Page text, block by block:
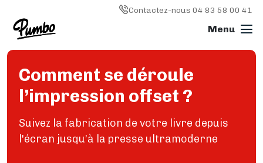
Contactez-nous 04 83 58 00 41
Image
Imprimer un livre
L'IMPRESSION EN GÉNÉRAL
Imprimer un livre
Livre broché
Livre relié
Comment se déroule
l’impression offset ?
Suivez la fabrication de votre livre depuis
l'écran jusqu’à la presse ultramoderne